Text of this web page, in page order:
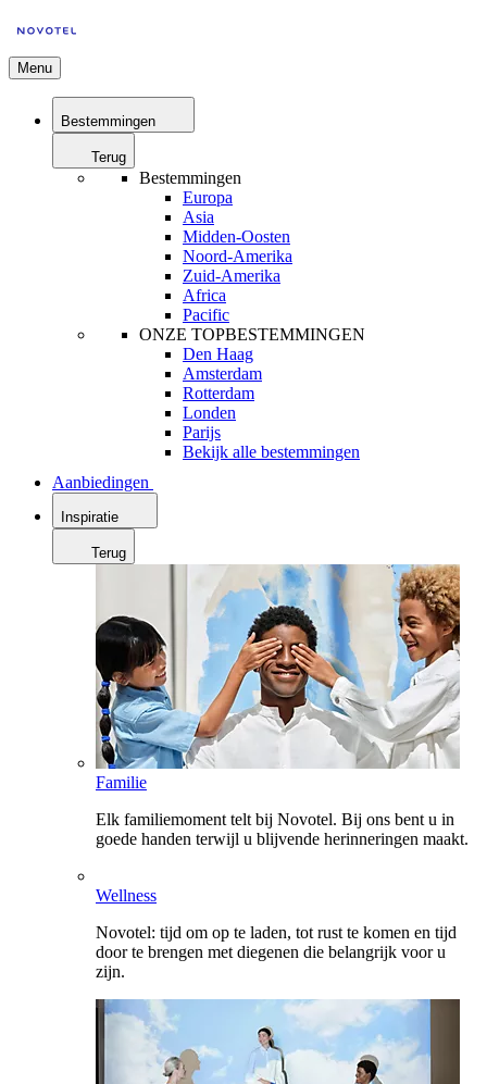
Menu
Bestemmingen
Terug
Bestemmingen
Europa
Asia
Midden-Oosten
Noord-Amerika
Zuid-Amerika
Africa
Pacific
ONZE TOPBESTEMMINGEN
Den Haag
Amsterdam
Rotterdam
Londen
Parijs
Bekijk alle bestemmingen
Aanbiedingen
Inspiratie
Terug
Familie
Elk familiemoment telt bij Novotel. Bij ons bent u in
goede handen terwijl u blijvende herinneringen maakt.
Wellness
Novotel: tijd om op te laden, tot rust te komen en tijd
door te brengen met diegenen die belangrijk voor u
zijn.